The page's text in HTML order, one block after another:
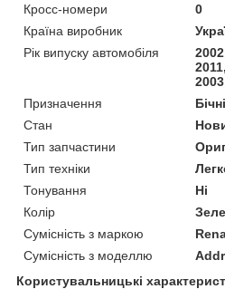
Кросс-номери
0
Країна виробник
Рік випуску автомобіля
Призначення
Бічні
Стан
Тип запчастини
Тип техніки
Тонування
Ні
Колір
Сумісність з маркою
Сумісність з моделлю
Користувальницькі